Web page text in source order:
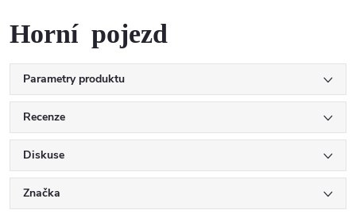
Horní pojezd
Parametry produktu
Recenze
Diskuse
Značka